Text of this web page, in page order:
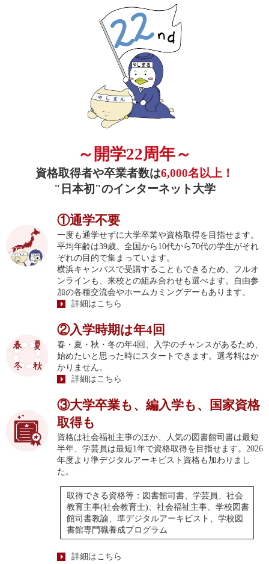
～開学22周年～
資格取得者や卒業者数は6,000名以上！
"日本初"のインターネット大学
①通学不要
一度も通学せずに大学卒業や資格取得を目指せます。
平均年齢は39歳。全国から10代から70代の学生がそれ
ぞれの目的で集まっています。
横浜キャンパスで受講することもできるため、フルオ
ンラインも、来校との組み合わせも選べます。自由参
加の各種交流会やホームカミングデーもあります。
詳細はこちら
②入学時期は年4回
春・夏・秋・冬の年4回、入学のチャンスがあるため、
始めたいと思った時にスタートできます。選考料はか
かりません。
詳細はこちら
③大学卒業も、編入学も、国家資格
取得も
資格は社会福祉主事のほか、人気の図書館司書は最短
半年、学芸員は最短1年で資格取得を目指せます。2026
年度より準デジタルアーキビスト資格も加わりまし
た。
取得できる資格等：図書館司書、学芸員、社会
教育主事(社会教育士)、社会福祉主事、学校図書
館司書教諭、準デジタルアーキビスト、学校図
書館専門職養成プログラム
詳細はこちら